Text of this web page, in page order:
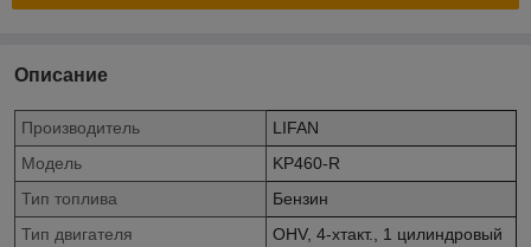
Описание
Производитель
LIFAN
Модель
KP460-R
Тип топлива
Бензин
Тип двигателя
OHV, 4-хтакт., 1 цилиндровый